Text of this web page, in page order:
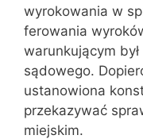
wyrokowania w
ferowania
warunkującym
sądowego.
ustanowiona
przekazywać
miejskim.